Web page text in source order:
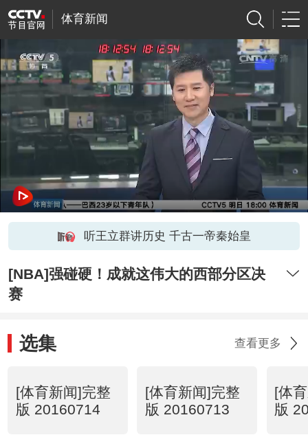
体育新闻
听王立群讲历史 千古一帝秦始皇
[NBA]强碰硬！成就这伟大的西部分区决
赛
选集 查看更多
[体育新闻]完整
版 20160714
[体育新闻]完整
版 20160713
[体
版